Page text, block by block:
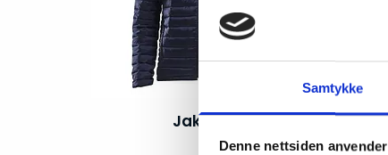
Samtykke
Denne nettsiden
Jakke Craft Art.nr 004